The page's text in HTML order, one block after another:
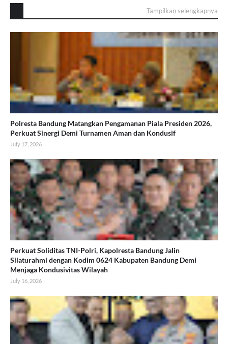
Tampilkan selengkapnya
Polresta Bandung Matangkan Pengamanan Piala Presiden 2026,
Perkuat Sinergi Demi Turnamen Aman dan Kondusif
July 17, 2026
Perkuat Soliditas TNI-Polri, Kapolresta Bandung Jalin
Silaturahmi dengan Kodim 0624 Kabupaten Bandung Demi
Menjaga Kondusivitas Wilayah
July 16, 2026